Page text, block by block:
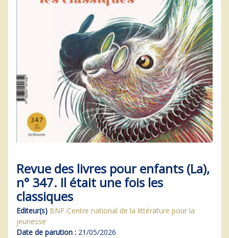
Revue des livres pour enfants (La),
n° 347. Il était une fois les
classiques
Editeur(s) BNF-Centre national de la littérature pour la
jeunesse
Date de parution : 21/05/2026